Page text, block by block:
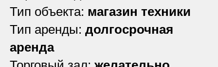
Тип объекта: магазин техники
Тип аренды: долгосрочная
аренда